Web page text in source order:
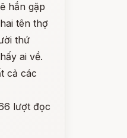
hắn gặp
tên thợ
thứ
ai về.
cả các
lượt đọc